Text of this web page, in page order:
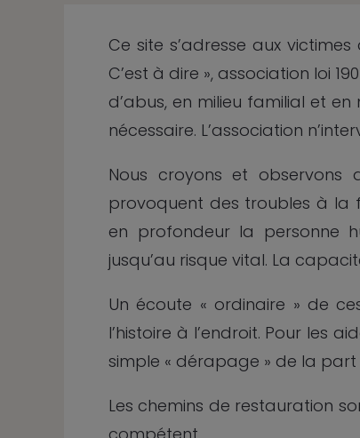
Ce site s’adresse aux
C’est à dire », association loi
d’abus, en milieu familial et
nécessaire. L’association
Nous croyons et observons
provoquent des troubles à la
en profondeur la personne
jusqu’au risque vital. La
Un écoute « ordinaire » de
l’histoire à l’endroit. Pour les
simple « dérapage » de la part
Les chemins de restauration